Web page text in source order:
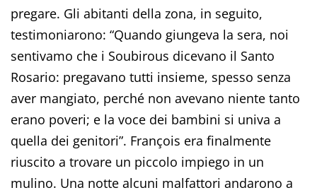
pregare. Gli abitanti della zona, in seguito,
testimoniarono: “Quando giungeva la sera, noi
sentivamo che i Soubirous dicevano il Santo
Rosario: pregavano tutti insieme, spesso senza
aver mangiato, perché non avevano niente tanto
erano poveri; e la voce dei bambini si univa a
quella dei genitori”. François era finalmente
riuscito a trovare un piccolo impiego in un
mulino. Una notte alcuni malfattori andarono a